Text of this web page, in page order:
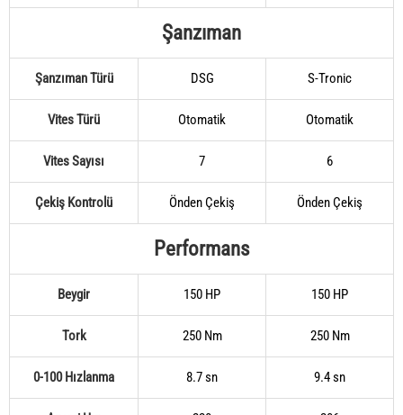
Şanzıman
Şanzıman Türü DSG S-Tronic
Vites Türü Otomatik Otomatik
Vites Sayısı 7 6
Çekiş Kontrolü Önden Çekiş Önden Çekiş
Performans
Beygir 150 HP 150 HP
Tork 250 Nm 250 Nm
0-100 Hızlanma 8.7 sn 9.4 sn